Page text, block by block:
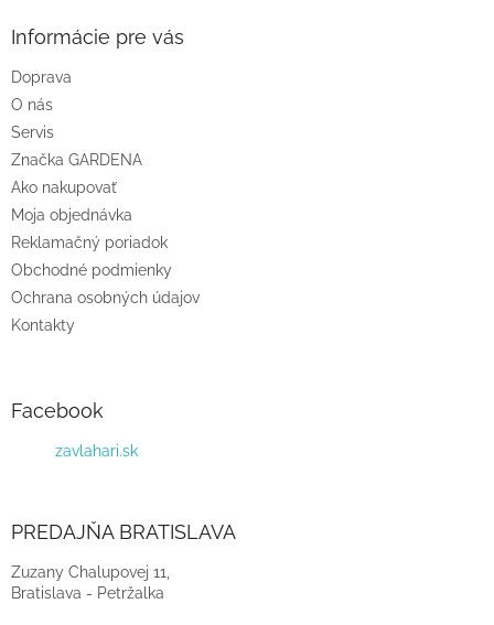
e
Informácie pre vás
Doprava
O nás
Servis
Značka GARDENA
Ako nakupovať
Moja objednávka
Reklamačný poriadok
Obchodné podmienky
Ochrana osobných údajov
Kontakty
Facebook
zavlahari.sk
PREDAJŇA BRATISLAVA
Zuzany Chalupovej 11,
Bratislava - Petržalka